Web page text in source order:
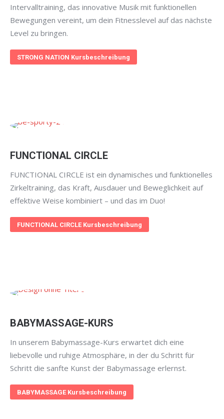
Intervalltraining, das innovative Musik mit funktionellen
Bewegungen vereint, um dein Fitnesslevel auf das nächste
Level zu bringen.
STRONG NATION Kursbeschreibung
FUNCTIONAL CIRCLE
FUNCTIONAL CIRCLE ist ein dynamisches und funktionelles
Zirkeltraining, das Kraft, Ausdauer und Beweglichkeit auf
effektive Weise kombiniert – und das im Duo!
FUNCTIONAL CIRCLE Kursbeschreibung
BABYMASSAGE-KURS
In unserem Babymassage-Kurs erwartet dich eine
liebevolle und ruhige Atmosphäre, in der du Schritt für
Schritt die sanfte Kunst der Babymassage erlernst.
BABYMASSAGE Kursbeschreibung